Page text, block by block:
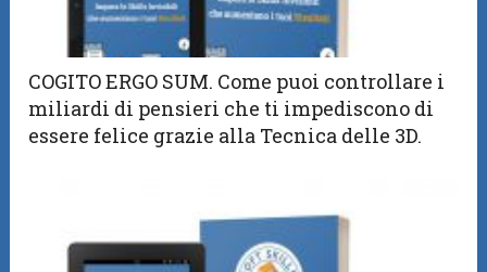
COGITO ERGO SUM. Come puoi controllare i
miliardi di pensieri che ti impediscono di
essere felice grazie alla Tecnica delle 3D.